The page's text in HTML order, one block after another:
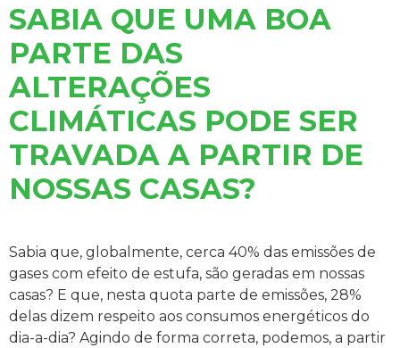
SABIA QUE UMA BOA
PARTE DAS
ALTERAÇÕES
CLIMÁTICAS PODE SER
TRAVADA A PARTIR DE
NOSSAS CASAS?
Sabia que, globalmente, cerca 40% das emissões de
gases com efeito de estufa, são geradas em nossas
casas? E que, nesta quota parte de emissões, 28%
delas dizem respeito aos consumos energéticos do
dia-a-dia? Agindo de forma correta, podemos, a partir